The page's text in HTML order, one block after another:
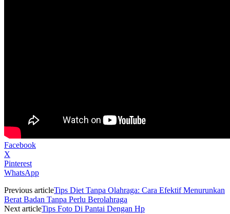
Facebook
X
Pinterest
WhatsApp
Previous articleTips Diet Tanpa Olahraga: Cara Efektif Menurunkan
Berat Badan Tanpa Perlu Berolahraga
Next articleTips Foto Di Pantai Dengan Hp